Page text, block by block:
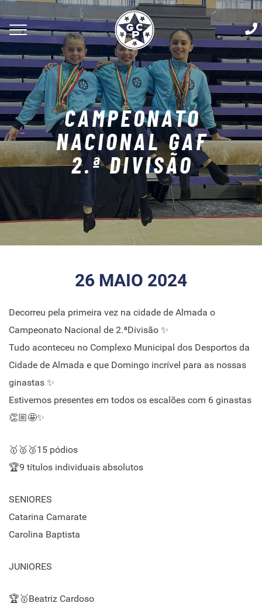
CAMPEONATO
NACIONAL GAF
2.ª DIVISÃO
26 MAIO 2024
Decorreu pela primeira vez na cidade de Almada o
Campeonato Nacional de 2.ªDivisão ✨
Tudo aconteceu no Complexo Municipal dos Desportos da
Cidade de Almada e que Domingo incrível para as nossas
ginastas ✨
Estivemos presentes em todos os escalões com 6 ginastas
👏🏼🤩✨
🥇🥈🥉15 pódios
🏆9 títulos individuais absolutos
SENIORES
Catarina Camarate
Carolina Baptista
JUNIORES
🏆🥇Beatriz Cardoso